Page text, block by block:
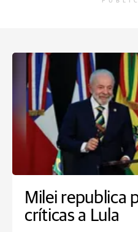
Milei republica
críticas a Lula